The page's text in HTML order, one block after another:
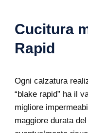
Cucitura
Rapid
Ogni calzatura
“blake rapid” ha il
migliore
maggiore durata